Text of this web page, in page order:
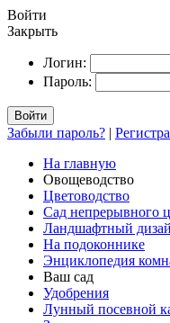
Войти
Закрыть
Логин:
Пароль:
Войти
Забыли пароль? |
На главную
Овощеводство
Цветоводство
Сад непрерывного
Ландшафтный
На подоконнике
Энциклопедия
Ваш сад
Удобрения
Лунный посевной